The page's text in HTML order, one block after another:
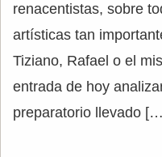
renacentistas, sobre
artísticas tan
Tiziano, Rafael o el
entrada de hoy
preparatorio llevado